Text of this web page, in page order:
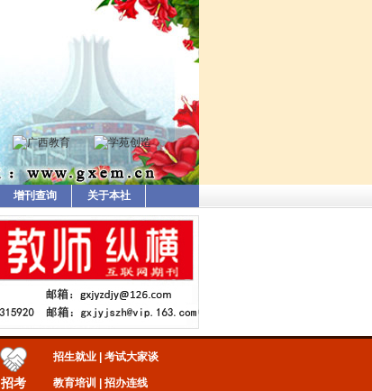
增刊查询 关于本社
招考
招生就业 考试大家谈
教育培训 招办连线